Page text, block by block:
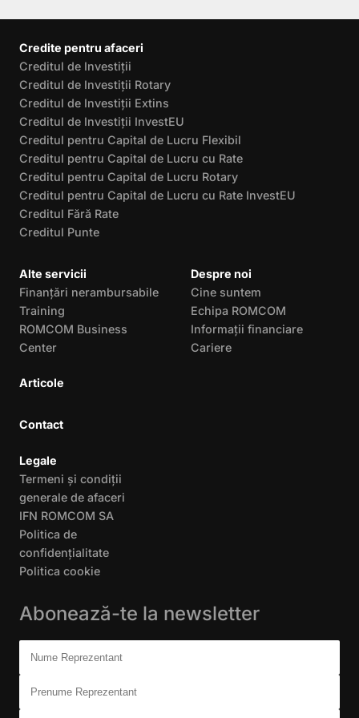
Credite pentru afaceri
Creditul de Investiții
Creditul de Investiții Rotary
Creditul de Investiții Extins
Creditul de Investiții InvestEU
Creditul pentru Capital de Lucru Flexibil
Creditul pentru Capital de Lucru cu Rate
Creditul pentru Capital de Lucru Rotary
Creditul pentru Capital de Lucru cu Rate InvestEU
Creditul Fără Rate
Creditul Punte
Alte servicii
Finanțări nerambursabile
Training
ROMCOM Business
Center
Articole
Despre noi
Cine suntem
Echipa ROMCOM
Informații financiare
Cariere
Contact
Legale
Termeni și condiții
generale de afaceri
IFN ROMCOM SA
Politica de
confidențialitate
Politica cookie
Abonează-te la newsletter
Don't fill this out:
Nume Reprezentant
Prenume Reprezentant
Companie (opțional)